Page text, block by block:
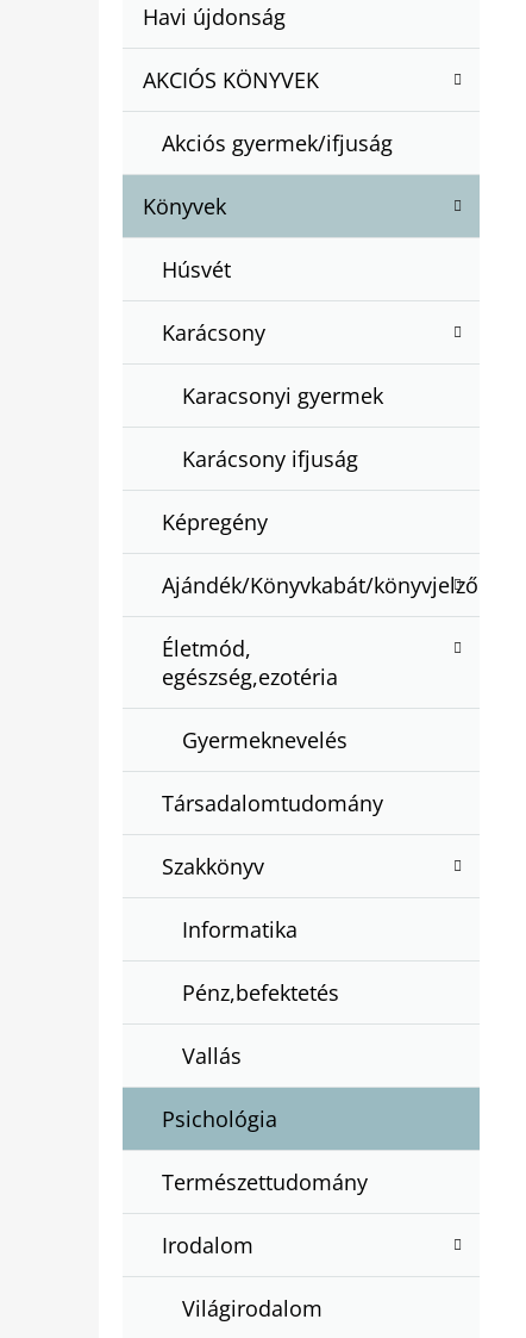
Nátugrása
T
G
R
Á
Havi újdonság
AKCIÓS KÖNYVEK
Akciós gyermek/ifjuság
Könyvek
Húsvét
Karácsony
Karacsonyi gyermek
Karácsony ifjuság
Képregény
Ajándék/Könyvkabát/könyvjelző
Életmód,
egészség,ezotéria
Gyermeknevelés
Társadalomtudomány
Szakkönyv
Informatika
Pénz,befektetés
Vallás
Psichológia
Természettudomány
Irodalom
Világirodalom
BARTOS ERIKA : BOGYÓ ÉS BABÓCA
€12,50